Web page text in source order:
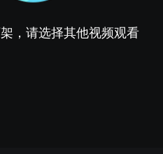
，请选择其他视频观看